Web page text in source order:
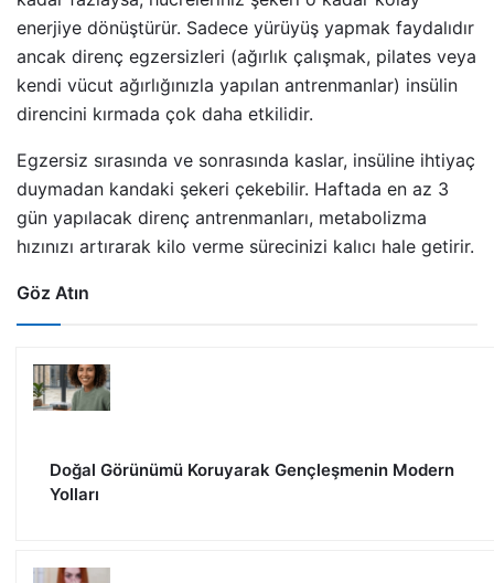
enerjiye dönüştürür. Sadece yürüyüş yapmak faydalıdır
ancak direnç egzersizleri (ağırlık çalışmak, pilates veya
kendi vücut ağırlığınızla yapılan antrenmanlar) insülin
direncini kırmada çok daha etkilidir.
Egzersiz sırasında ve sonrasında kaslar, insüline ihtiyaç
duymadan kandaki şekeri çekebilir. Haftada en az 3
gün yapılacak direnç antrenmanları, metabolizma
hızınızı artırarak kilo verme sürecinizi kalıcı hale getirir.
Göz Atın
Doğal Görünümü Koruyarak Gençleşmenin Modern
Yolları